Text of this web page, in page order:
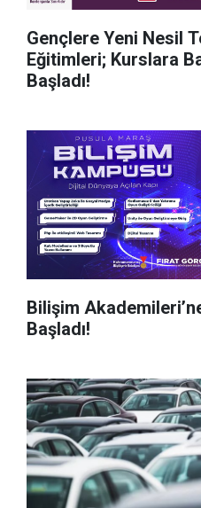
Gençlere Yeni Nesil
Eğitimleri; Kurslara
Başladı!
Bilişim
Başladı!